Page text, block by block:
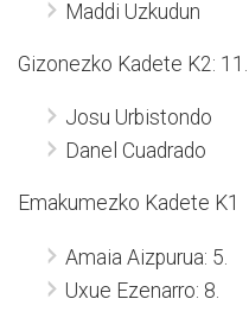
Maddi Uzkudun
Gizonezko Kadete K2: 11.
Josu Urbistondo
Danel Cuadrado
Emakumezko Kadete K1
Amaia Aizpurua: 5.
Uxue Ezenarro: 8.